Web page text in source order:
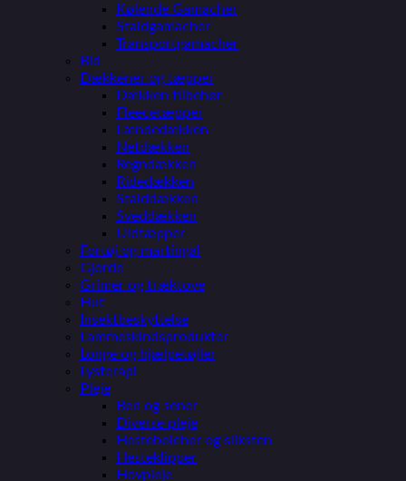
Kølende Gamacher
Staldgamacher
Transportgamacher
Bid
Dækkener og tæpper
Dækken tilbehør
Fleecetæpper
Lændedækken
Netdækken
Regndækken
Ridedækken
Stalddækken
Sveddækken
Uldtæpper
Fortøj og martingal
Gjorde
Grimer og træktove
Hut
Insektbeskyttelse
Lammeskindsprodukter
Longe og hjælpetøjler
Lysterapi
Pleje
Ben og sener
Diverse pleje
Hestebolcher og sliksten
Hesteklipper
Hovpleje